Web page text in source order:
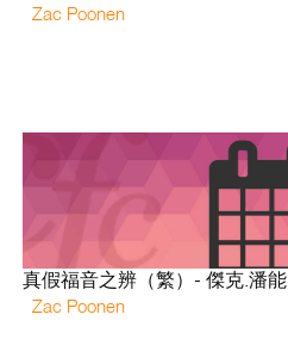
Zac Poonen
真假福音之辨（繁）- 傑克.潘能
Zac Poonen